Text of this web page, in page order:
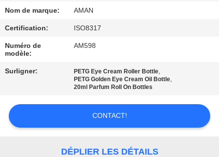
VISITE
DE
L'USINE
CONTRÔLE
CONTACTEZ-
Nom de marque: AMAN
Certification: ISO8317
Numéro de
modèle:
AM598
Surligner: PETG Eye Cream Roller Bottle,
PETG Golden Eye Cream Oil Bottle,
20ml Parfum Roll On Bottles
CONTACT!
DÉPLIER LES DÉTAILS